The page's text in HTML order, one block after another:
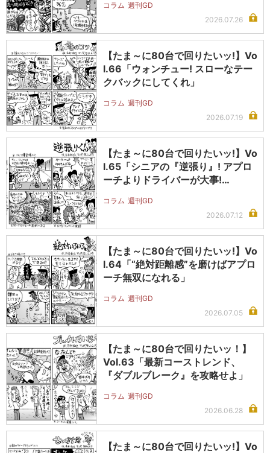
コラム 週刊GD
2026.07.26
【たま～に80台で回りたいッ!】Vo
l.66「ウォンチュー! スローなテー
クバックにしてくれ」
コラム 週刊GD
2026.07.19
【たま～に80台で回りたいッ!】Vo
l.65「シニアの『逆張り』! アプロ
ーチよりドライバーが大事!…
コラム 週刊GD
2026.07.12
【たま～に80台で回りたいッ!】Vo
l.64「“絶対距離感”を磨けばアプロ
ーチ無双になれる」
コラム 週刊GD
2026.07.05
【たま～に80台で回りたいッ！】
Vol.63「最新コーストレンド、
『ダブルブレーク』を攻略せよ」
コラム 週刊GD
2026.06.28
【たま～に80台で回りたいッ!】Vo